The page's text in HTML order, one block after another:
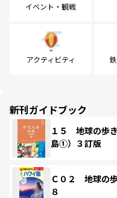
イベント・観戦
アクティビティ
新刊ガイドブック
１５ 地球の歩
島①）３訂版
Ｃ０２ 地球の
８